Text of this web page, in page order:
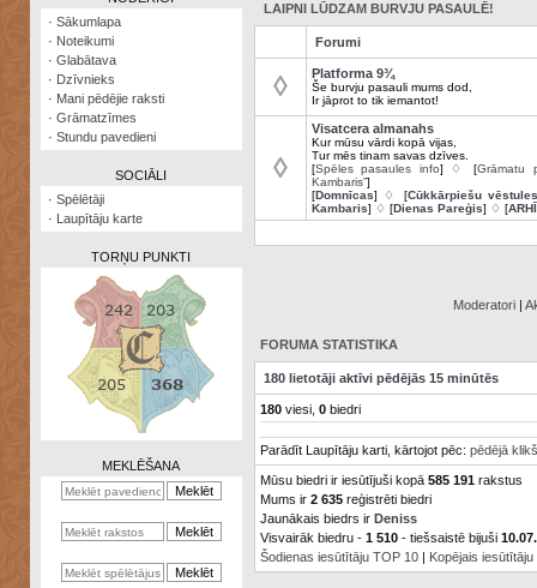
Visatcera
almanahs
Arhīvs
Zināšanu
kalkulators
· Sākumlapa
· Noteikumi
· Glabātava
· Dzīvnieks
· Mani pēdējie raksti
· Grāmatzīmes
· Stundu pavedieni
SOCIĀLI
· Spēlētāji
· Laupītāju karte
TORŅU PUNKTI
MEKLĒŠANA
LAIPNI LŪDZAM BURVJU PASAULĒ!
Forumi
◊ Platforma 9¾
Še burvju pasauli mums dod,
Ir jāprot to tik iemantot!
◊
Visatcera almanahs
Kur mūsu vārdi kopā vijas,
Tur mēs tinam savas dzīves.
[Spēles pasaules info] ♢ [Grāmatu
Kambaris”]
[Domnīcas] ♢ [Cūkkārpiešu vēstules
Kambaris] ♢ [Dienas Pareģis] ♢ [
Moderatori |
FORUMA STATISTIKA
180 lietotāji aktīvi pēdējās 15 minūtēs
180viesi, 0biedri
Parādīt Laupītāju karti, kārtojot pēc: pēdējā
Mūsu biedri ir iesūtījuši kopā 585 191rakstus
Mums ir 2 635reģistrēti biedri
Jaunākais biedrs ir Deniss
Visvairāk biedru - 1 510- tiešsaistē bijuši
Šodienas iesūtītāju TOP 10| Kopējais iesūtītāju